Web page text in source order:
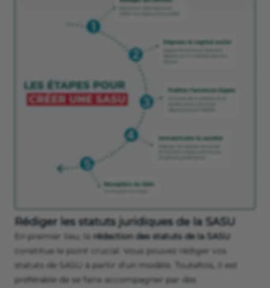
Rédiger les statuts juridiques de la SASU
En premier lieu, la rédaction des statuts de la SASU
constitue le point crucial. Vous pouvez rédiger vos
statuts de SASU à partir d’un modèle. Toutefois, il est
préférable de se faire accompagner par des